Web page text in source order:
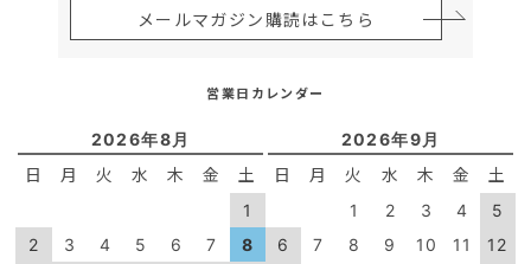
メールマガジン購読はこちら
営業日カレンダー
2026年8月
日 月 火 水 木 金 土
1
2
3 4 5 6 7
8
2026年9月
日 月 火 水 木 金 土
1 2 3 4
5
6
7 8 9 10 11
12